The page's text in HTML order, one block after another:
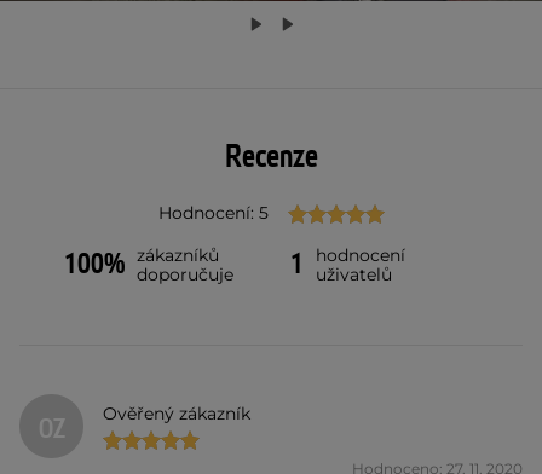
Recenze
Hodnocení: 5
100% zákazníků
doporučuje
1
hodnocení
uživatelů
OZ Ověřený zákazník
Hodnoceno: 27. 11. 2020